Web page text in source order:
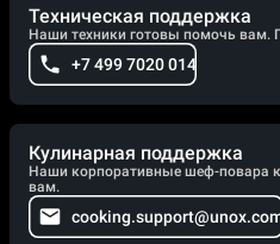
Техническая поддержка
Наши техники готовы помочь вам.
+7 499 7020 014
Кулинарная поддержка
Наши корпоративные шеф-повара
вам.